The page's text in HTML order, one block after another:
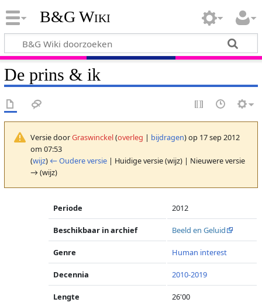
B&G Wiki
De prins & ik
Versie doorGraswinckel(overleg | bijdragen)op 17 sep 2012
om 07:53
(wijz) ← Oudere versie| Huidige versie (wijz) | Nieuwere versie
→ (wijz)
Periode 2012
Beschikbaar in archief Beeld en Geluid
Genre Human interest
Decennia 2010-2019
Lengte 26'00